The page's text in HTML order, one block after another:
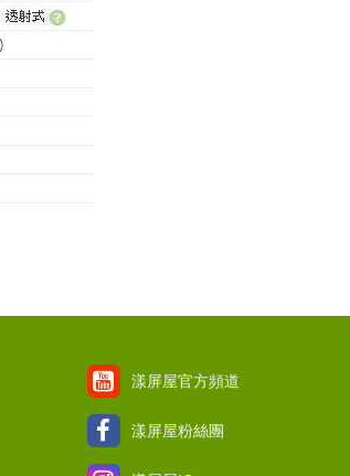
漾屏屋官方頻道
漾屏屋粉絲團